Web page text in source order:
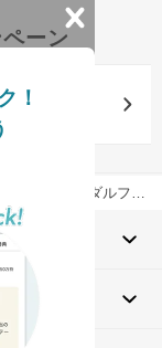
較検討しよう
！
ーン
ト貰える
施中